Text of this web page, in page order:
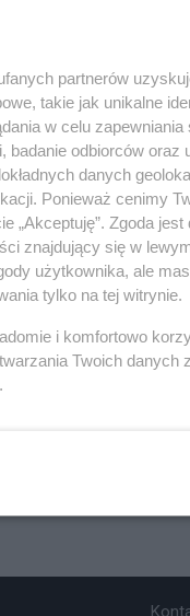
partnerów
takie jak unikalne
w celu
odbiorców oraz
danych
Ponieważ cenimy
„Akceptuję”. Zgoda
znajdujący się w
użytkownika, ale
tylko na tej witrynie.
i komfortowo
Twoich danych